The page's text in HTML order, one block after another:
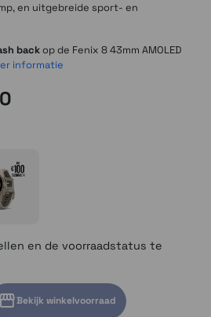
en uitgebreide sport- en
backop de Fenix 8 43mm AMOLED
informatie
en de voorraadstatus te
Bekijk winkelvoorraad